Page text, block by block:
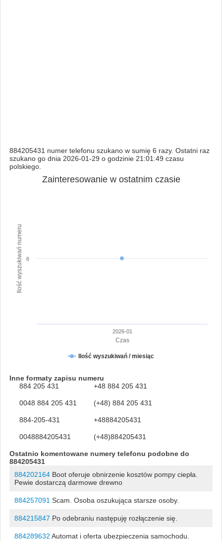
884205431 numer telefonu szukano w sumię 6 razy. Ostatni raz
szukano go dnia 2026-01-29 o godzinie 21:01:49 czasu
polskiego.
Czas
Ilość wyszukiwań numeru
Zainteresowanie w ostatnim czasie
Ilość wyszukiwań / miesiąc
2026-01
6
Inne formaty zapisu numeru
884 205 431
+48 884 205 431
0048 884 205 431 (+48) 884 205 431
884-205-431 +48884205431
0048884205431 (+48)884205431
Ostatnio komentowane numery telefonu podobne do
884205431
884202164Boot oferuje obnirzenie kosztów pompy ciepła.
Pewie dostarczą darmowe drewno
884257091 Scam. Osoba oszukująca starsze osoby.
884215847 Po odebraniu następuję rozłączenie się.
884289632 Automat i oferta ubezpieczenia samochodu.